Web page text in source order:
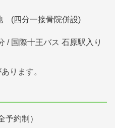
(四分一接骨院併設)
/ 国際十王バス 石原駅入り
ります。
予約制）